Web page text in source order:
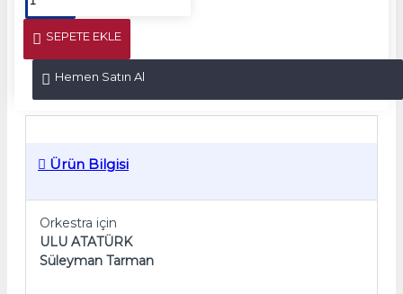
SEPETE EKLE
Hemen Satın Al
Ürün Bilgisi
Orkestra için
ULU ATATÜRK
Süleyman Tarman